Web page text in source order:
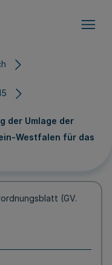
der Umlage der
Westfalen für das
(GV.